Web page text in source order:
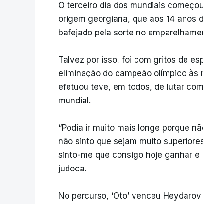
O terceiro dia dos mundiais
origem georgiana, que aos 14 anos
bafejado pela sorte no
Talvez por isso, foi com gritos de
eliminação do campeão olímpico
efetuou teve, em todos, de lutar
mundial.
“Podia ir muito mais longe porque
não sinto que sejam muito
sinto-me que consigo hoje ganhar e
judoca.
No percurso, ‘Oto’ venceu